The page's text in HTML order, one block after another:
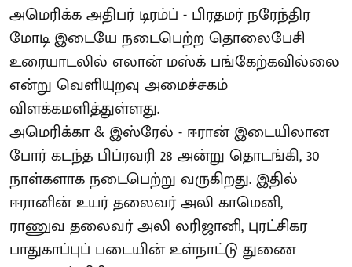
அமெரிக்க அதிபர் டிரம்ப் - பிரதமர் நரேந்திர
மோடி இடையே நடைபெற்ற தொலைபேசி
உரையாடலில் எலான் மஸ்க் பங்கேற்கவில்லை
என்று வெளியுறவு அமைச்சகம்
விளக்கமளித்துள்ளது.
அமெரிக்கா & இஸ்ரேல் - ஈரான் இடையிலான
போர் கடந்த பிப்ரவரி 28 அன்று தொடங்கி, 30
நாள்களாக நடைபெற்று வருகிறது. இதில்
ஈரானின் உயர் தலைவர் அலி காமெனி,
ராணுவ தலைவர் அலி லரிஜானி, புரட்சிகர
பாதுகாப்புப் படையின் உள்நாட்டு துணை